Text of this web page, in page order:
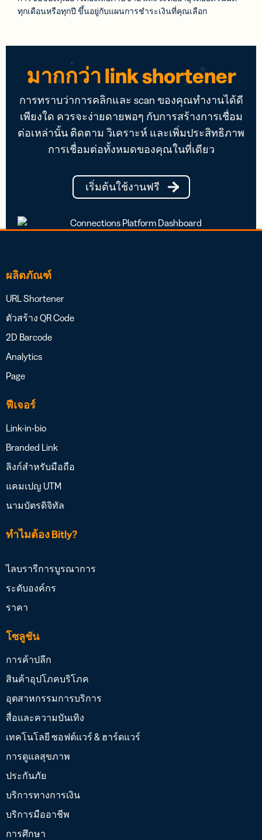
ทุกเดือนหรือทุกปี ขึ้นอยู่กับแผนการชำระเงินที่คุณเลือก
มากกว่า link shortener
การทราบว่าการคลิกและ scan ของคุณทำงานได้ดี
เพียงใด ควรจะง่ายดายพอๆ กับการสร้างการเชื่อม
ต่อเหล่านั้น ติดตาม วิเคราะห์ และเพิ่มประสิทธิภาพ
การเชื่อมต่อทั้งหมดของคุณในที่เดียว
เริ่มต้นใช้งานฟรี
ผลิตภัณฑ์
URL Shortener
ตัวสร้าง QR Code
2D Barcode
Analytics
Page
ฟีเจอร์
Link-in-bio
Branded Link
ลิงก์สำหรับมือถือ
แคมเปญ UTM
นามบัตรดิจิทัล
ทำไมต้อง Bitly?
ไลบรารีการบูรณาการ
ระดับองค์กร
ราคา
โซลูชัน
การค้าปลีก
สินค้าอุปโภคบริโภค
อุตสาหกรรมการบริการ
สื่อและความบันเทิง
เทคโนโลยี ซอฟต์แวร์ & ฮาร์ดแวร์
การดูแลสุขภาพ
ประกันภัย
บริการทางการเงิน
บริการมืออาชีพ
การศึกษา